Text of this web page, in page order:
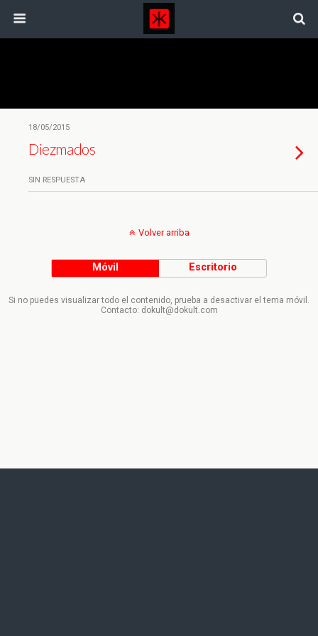
18/05/2015
Diezmados
SIN RESPUESTA
Volver arriba
Móvil Escritorio
Si no puedes visualizar todo el contenido, prueba a desactivar el tema móvil.
Contacto: dokult@dokult.com